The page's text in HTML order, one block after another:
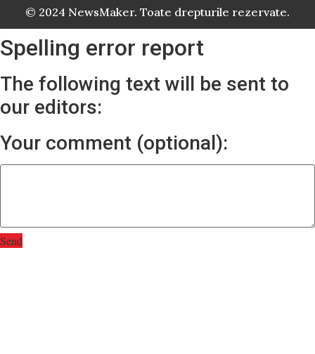
© 2024 NewsMaker. Toate drepturile rezervate.
Spelling error report
The following text will be sent to
our editors:
Your comment (optional):
Send